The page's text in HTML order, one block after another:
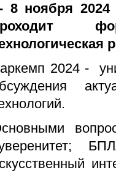
8 ноября 2024
2024 -